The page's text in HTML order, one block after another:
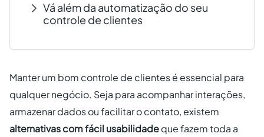
Vá além da automatização do seu
controle de clientes
Manter um bom controle de clientes é essencial para
qualquer negócio. Seja para acompanhar interações,
armazenar dados ou facilitar o contato, existem
alternativas com fácil usabilidadeque fazem toda a